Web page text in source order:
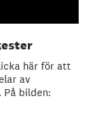
här för att
av
På bilden: